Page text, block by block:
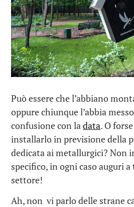
Può essere che l’abbiano
oppure chiunque l’abbia
confusione con ladata. O
installarlo in previsione della
dedicata ai metallurgici? Non
specifico, in ogni caso auguri
settore!
Ah, non vi parlo delle strane